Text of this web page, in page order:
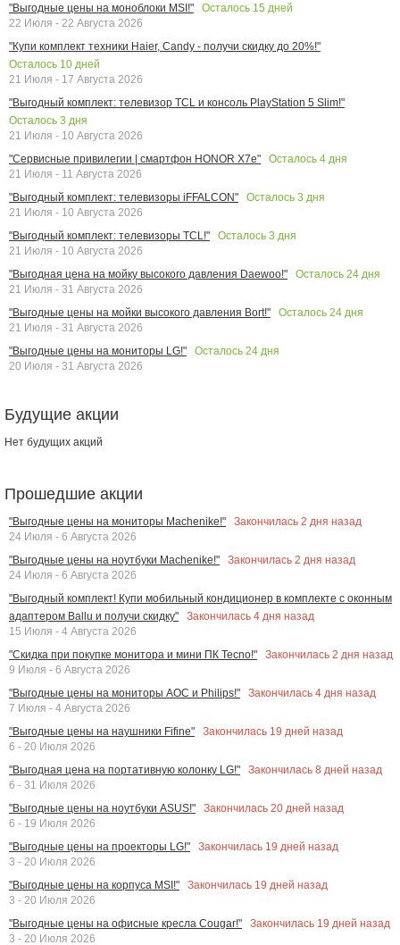
"Выгодные цены на моноблоки MSI!"
Осталось 15 дней
22 Июля - 22 Августа 2026
"Купи комплект техники Haier, Candy - получи скидку до 20%!"
Осталось 10 дней
21 Июля - 17 Августа 2026
"Выгодный комплект: телевизор TCL и консоль PlayStation 5 Slim!"
Осталось 3 дня
21 Июля - 10 Августа 2026
"Сервисные привилегии | смартфон HONOR X7e"
Осталось 4 дня
21 Июля - 11 Августа 2026
"Выгодный комплект: телевизоры iFFALCON"
Осталось 3 дня
21 Июля - 10 Августа 2026
"Выгодный комплект: телевизоры TCL!"
Осталось 3 дня
21 Июля - 10 Августа 2026
"Выгодная цена на мойку высокого давления Daewoo!"
Осталось 24 дня
21 Июля - 31 Августа 2026
"Выгодные цены на мойки высокого давления Bort!"
Осталось 24 дня
21 Июля - 31 Августа 2026
"Выгодные цены на мониторы LG!"
Осталось 24 дня
20 Июля - 31 Августа 2026
Будущие акции
Нет будущих акций
Прошедшие акции
"Выгодные цены на мониторы Machenike!" Закончилась 2 дня назад
24 Июля - 6 Августа 2026
"Выгодные цены на ноутбуки Machenike!"
Закончилась 2 дня назад
24 Июля - 6 Августа 2026
"Выгодный комплект! Купи мобильный кондиционер в комплекте с оконным
адаптером Ballu и получи скидку"
Закончилась 4 дня назад
15 Июля - 4 Августа 2026
"Скидка при покупке монитора и мини ПК Tecno!"
Закончилась 2 дня назад
9 Июля - 6 Августа 2026
"Выгодные цены на мониторы AOC и Philips!"
Закончилась 4 дня назад
7 Июля - 4 Августа 2026
"Выгодные цены на наушники Fifine"
Закончилась 19 дней назад
6 - 20 Июля 2026
"Выгодная цена на портативную колонку LG!"
Закончилась 8 дней назад
6 - 31 Июля 2026
"Выгодные цены на ноутбуки ASUS!"
Закончилась 20 дней назад
6 - 19 Июля 2026
"Выгодные цены на проекторы LG!"
Закончилась 19 дней назад
3 - 20 Июля 2026
"Выгодные цены на корпуса MSI!"
Закончилась 19 дней назад
3 - 20 Июля 2026
"Выгодные цены на офисные кресла Cougar!"
Закончилась 19 дней назад
3 - 20 Июля 2026